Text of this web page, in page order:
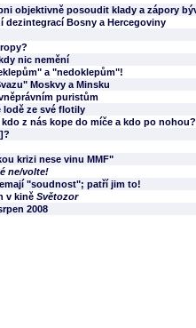
objektivně posoudit klady a zápory
dezintegrací Bosny a Hercegoviny
nic nemění
a "nedoklepům"!
Moskvy a Minsku
puristům
lodě ze své flotily
z nás kope do míče a kdo po nohou?
krizi nese vinu MMF"
ne/volte!
"soudnost"; patří jim to!
v kině Světozor
2008